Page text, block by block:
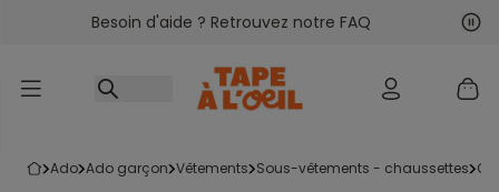
Accéder au contenu
Besoin d'aide ? Retrouvez notre FAQ
ado ado garçon vêtements sous-vêtements - chaussettes